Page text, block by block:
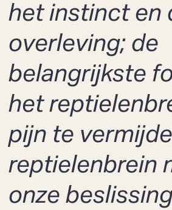
het instinct en
overleving; de
belangrijkste
het
pijn te
reptielenbrein
onze